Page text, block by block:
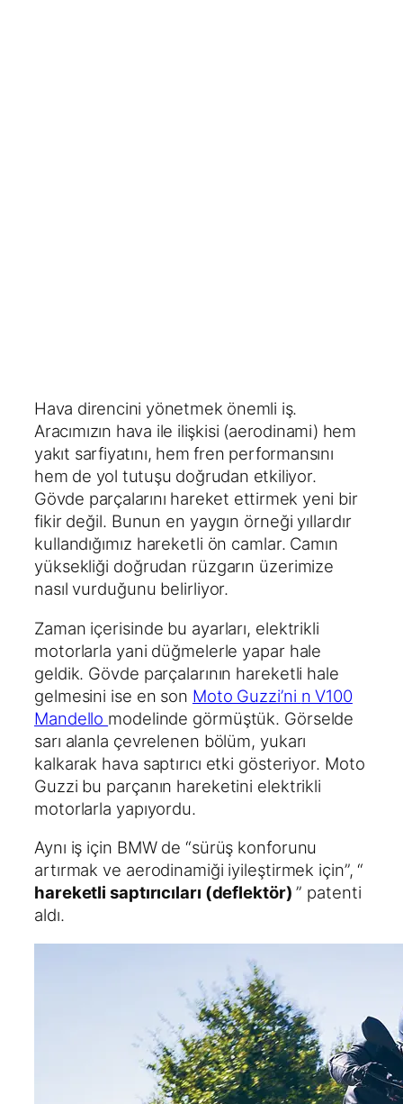
Hava direncini yönetmek önemli iş.
Aracımızın hava ile ilişkisi (aerodinami) hem
yakıt sarfiyatını, hem fren performansını
hem de yol tutuşu doğrudan etkiliyor.
Gövde parçalarını hareket ettirmek yeni bir
fikir değil. Bunun en yaygın örneği yıllardır
kullandığımız hareketli ön camlar. Camın
yüksekliği doğrudan rüzgarın üzerimize
nasıl vurduğunu belirliyor.
Zaman içerisinde bu ayarları, elektrikli
motorlarla yani düğmelerle yapar hale
geldik. Gövde parçalarının hareketli hale
gelmesini ise en son Moto Guzzi’ni n V100
Mandello modelinde görmüştük. Görselde
sarı alanla çevrelenen bölüm, yukarı
kalkarak hava saptırıcı etki gösteriyor. Moto
Guzzi bu parçanın hareketini elektrikli
motorlarla yapıyordu.
Aynı iş için BMW de “sürüş konforunu
artırmak ve aerodinamiği iyileştirmek için”, “
hareketlisaptırıcıları (deflektör)” patenti
aldı.